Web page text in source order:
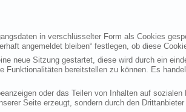
in verschlüsselter Form als Cookies
angemeldet bleiben“ festlegen, ob diese
neue Sitzung gestartet, diese wird durch ein
Funktionalitäten bereitstellen zu können. Es
oder das Teilen von Inhalten auf
Seite erzeugt, sondern durch den